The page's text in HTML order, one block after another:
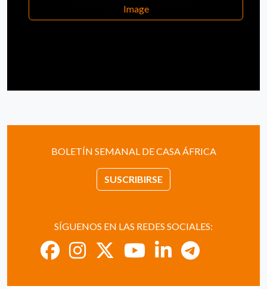
Image
BOLETÍN SEMANAL DE CASA ÁFRICA
SUSCRIBIRSE
SÍGUENOS EN LAS REDES SOCIALES: